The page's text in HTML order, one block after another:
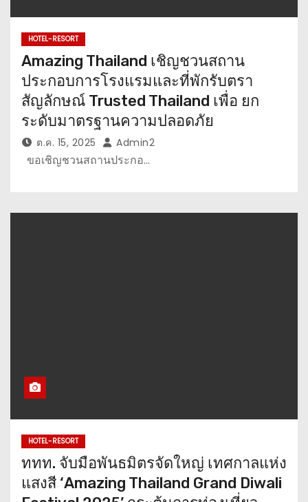
HOTEL-RESORT
Amazing Thailand เชิญชวนสถาน
ประกอบการโรงแรมและที่พักรับตรา
สัญลักษณ์ Trusted Thailand เพื่อ ยก
ระดับมาตรฐานความปลอดภัย
ต.ค. 15, 2025 Admin2
ขอเชิญชวนสถานประกอ…
HOTEL-RESORT
ททท. จับมือพันธมิตรจัดใหญ่ เทศกาลแห่ง
แสงสี ‘Amazing Thailand Grand Diwali